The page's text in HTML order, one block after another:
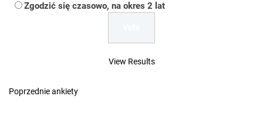
Zgodzić się czasowo, na okres 2 lat
View Results
Poprzednie ankiety